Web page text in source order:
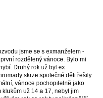
jsme se s exmanželem -
rozdělený vánoce. Bylo mi
Druhý rok už byl ex
skrze společné děti řešily.
vánoce pochopitelně jako
už 14 a 17, nebyl jim